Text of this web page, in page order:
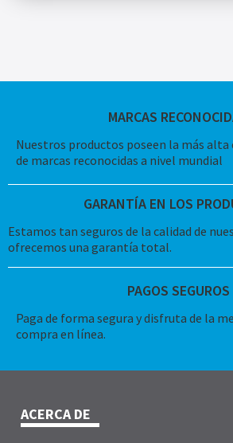
MARCAS
Nuestros productos poseen la más alta
de marcas reconocidas a nivel mundial
GARANTÍA EN LOS
Estamos tan seguros de la calidad de
ofrecemos una garantía total.
PAGOS SEGUROS
Paga de forma segura y disfruta de la
compra en línea.
ACERCA DE